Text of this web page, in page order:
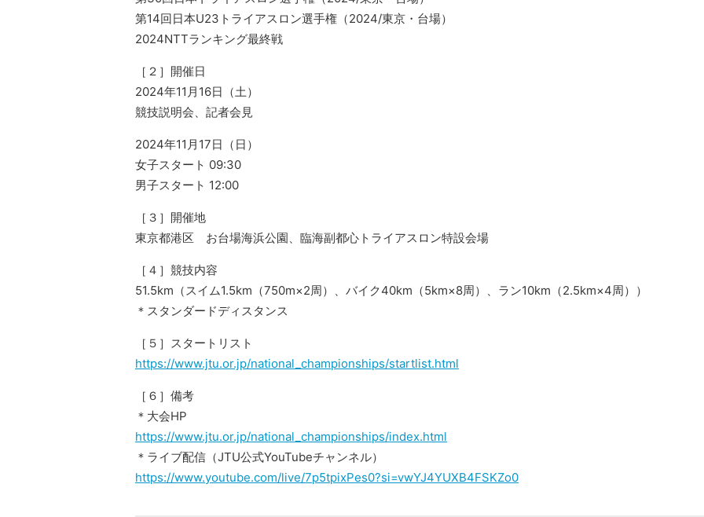
第14回日本U23トライアスロン選手権（2024/東京・台場）
2024NTTランキング最終戦
［２］開催日
2024年11月16日（土）
競技説明会、記者会見
2024年11月17日（日）
女子スタート 09:30
男子スタート 12:00
［３］開催地
東京都港区 お台場海浜公園、臨海副都心トライアスロン特設会場
［４］競技内容
51.5km（スイム1.5km（750m×2周）、バイク40km（5km×8周）、ラン10km（2.5km×4周））
＊スタンダードディスタンス
［５］スタートリスト
https://www.jtu.or.jp/national_championships/startlist.html
［６］備考
＊大会HP
https://www.jtu.or.jp/national_championships/index.html
＊ライブ配信（JTU公式YouTubeチャンネル）
https://www.youtube.com/live/7p5tpixPes0?si=vwYJ4YUXB4FSKZo0